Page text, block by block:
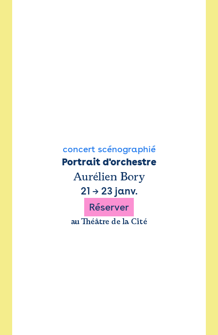
concert scénographié
Portrait d'orchestre
Aurélien Bory
21 → 23 janv.
Réserver
au Théâtre de la Cité